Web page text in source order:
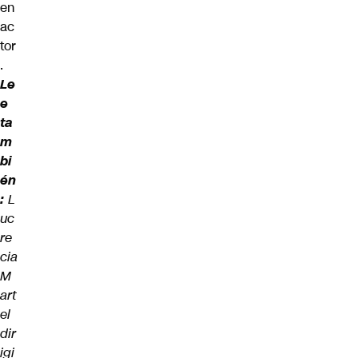
en
ac
tor
.
Le
e
ta
m
bi
én
: L
uc
re
cia
M
art
el
dir
igi